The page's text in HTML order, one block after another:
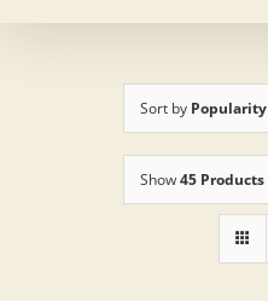
Sort by Popularity
Show45 Products